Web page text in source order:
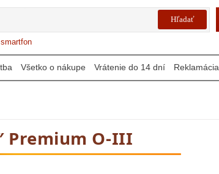
Všetko o nákupe Vrátenie do 14 dní Reklamácia
Premium O-III